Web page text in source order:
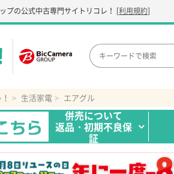
プの公式中古専門サイト リコレ！ [利用規約]
生活家電 エアグル
併売について
返品・初期不良保
証